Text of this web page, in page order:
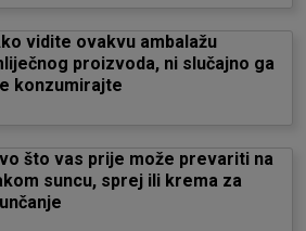
vidite ovakvu ambalažu
proizvoda, ni slučajno ga
konzumirajte
što vas prije može prevariti na
suncu, sprej ili krema za